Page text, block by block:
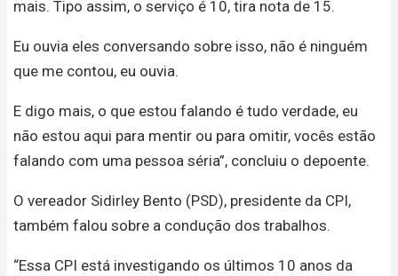
mais. Tipo assim, o serviço é 10, tira nota de 15.
Eu ouvia eles conversando sobre isso, não é ninguém
que me contou, eu ouvia.
E digo mais, o que estou falando é tudo verdade, eu
não estou aqui para mentir ou para omitir, vocês estão
falando com uma pessoa séria”, concluiu o depoente.
O vereador Sidirley Bento (PSD), presidente da CPI,
também falou sobre a condução dos trabalhos.
“Essa CPI está investigando os últimos 10 anos da